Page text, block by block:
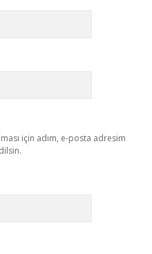
için adım, e-posta adresim